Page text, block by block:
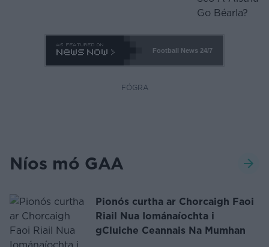
Football News24/7
FÓGRA
Níos mó GAA
Pionós curtha ar Chorcaigh Faoi
Riail Nua Iománaíochta i
gCluiche Ceannais Na Mumhan